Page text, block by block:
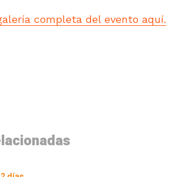
completa del evento aquí.